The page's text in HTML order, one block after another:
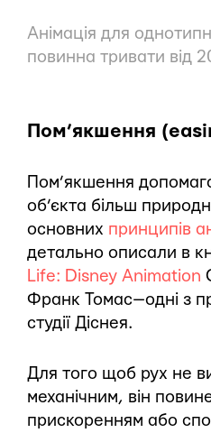
Анімація для
повинна тривати від
Пом’якшення
Пом’якшення
об’єкта більш
основних принципів
детально описали в
Life: Disney Animation
Франк Томас — одні з
студії Діснея.
Для того щоб рух не
механічним, він
прискоренням або